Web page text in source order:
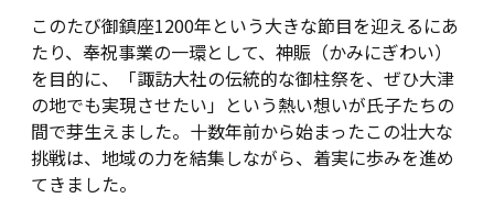
このたび御鎮座1200年という大きな節目を迎えるにあ
たり、奉祝事業の一環として、神賑（かみにぎわい）
を目的に、「諏訪大社の伝統的な御柱祭を、ぜひ大津
の地でも実現させたい」という熱い想いが氏子たちの
間で芽生えました。十数年前から始まったこの壮大な
挑戦は、地域の力を結集しながら、着実に歩みを進め
てきました。